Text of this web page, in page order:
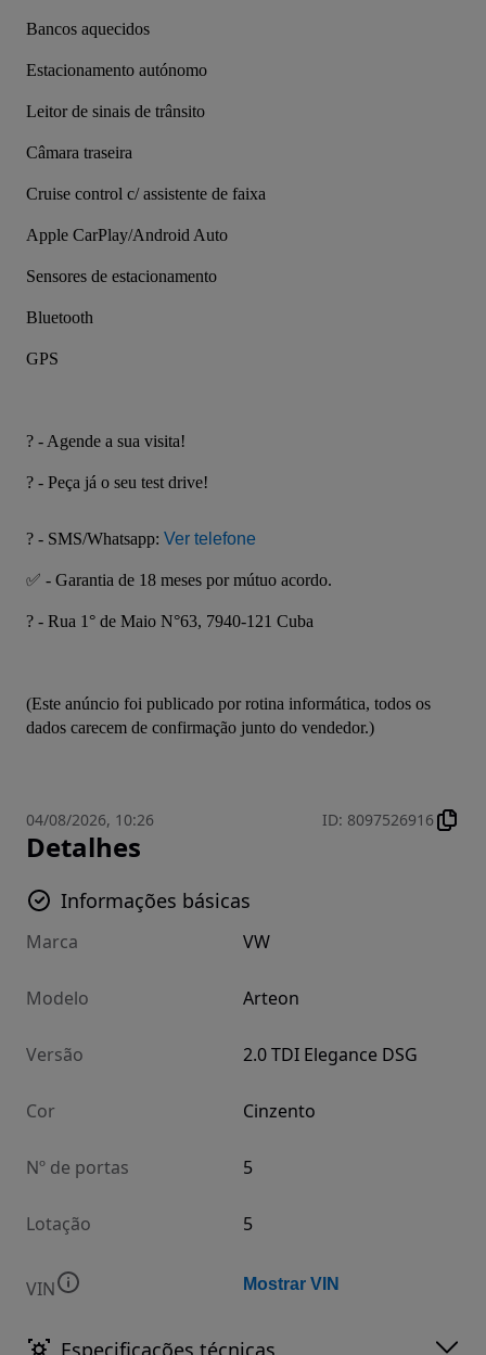
Bancos aquecidos
Estacionamento autónomo
Leitor de sinais de trânsito
Câmara traseira
Cruise control c/ assistente de faixa
Apple CarPlay/Android Auto
Sensores de estacionamento
Bluetooth
GPS
? - Agende a sua visita!
? - Peça já o seu test drive!
? - SMS/Whatsapp: Ver telefone
✅ - Garantia de 18 meses por mútuo acordo.
? - Rua 1° de Maio N°63, 7940-121 Cuba
(Este anúncio foi publicado por rotina informática, todos os
dados carecem de confirmação junto do vendedor.)
04/08/2026, 10:26 ID: 8097526916
Detalhes
Informações básicas
Marca VW
Modelo Arteon
Versão 2.0 TDI Elegance DSG
Cor Cinzento
Nº de portas 5
Lotação 5
VIN Mostrar VIN
Especificações técnicas